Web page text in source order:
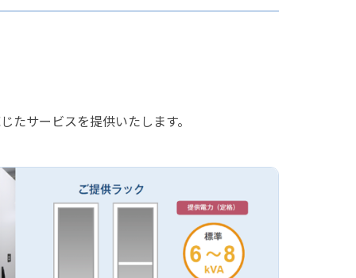
サービスを提供いたします。